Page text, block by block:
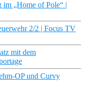
im „Home of Pole“ |
2/2 | Focus TV
mit dem
OP und Curvy